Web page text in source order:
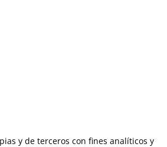
y de terceros con fines analíticos y